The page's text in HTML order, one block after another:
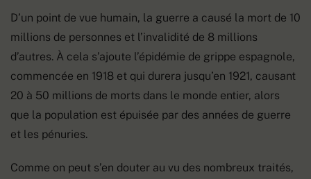
D’un point de vue humain, la guerre a causé la mort de 10
millions de personnes et l’invalidité de 8 millions
d’autres. À cela s’ajoute l’épidémie de grippe espagnole,
commencée en 1918 et qui durera jusqu’en 1921, causant
20 à 50 millions de morts dans le monde entier, alors
que la population est épuisée par des années de guerre
et les pénuries.
Comme on peut s’en douter au vu des nombreux traités,